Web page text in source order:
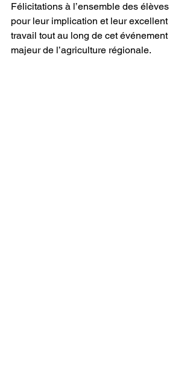
Félicitations à l’ensemble des élèves
pour leur implication et leur excellent
travail tout au long de cet événement
majeur de l’agriculture régionale.